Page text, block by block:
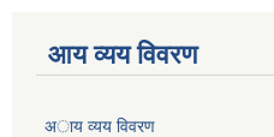
आय व्यय विवरण
अाय व्यय विवरण